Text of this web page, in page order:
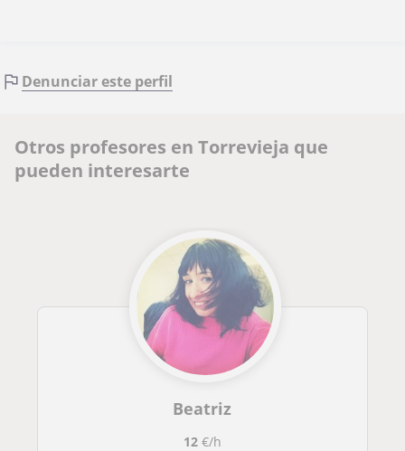
Denunciar este perfil
Otros profesores en Torrevieja que
pueden interesarte
Beatriz
12€/h